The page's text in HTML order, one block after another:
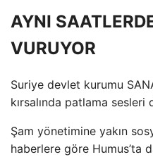
AYNI
VURUYOR
Suriye devlet kurumu
kırsalında patlama
Şam yönetimine yakın
haberlere göre Humus’ta